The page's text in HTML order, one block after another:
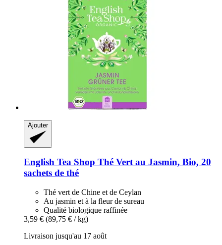
Ajouter
English Tea Shop Thé Vert au Jasmin, Bio, 20
sachets de thé
Thé vert de Chine et de Ceylan
Au jasmin et à la fleur de sureau
Qualité biologique raffinée
3,59 € (89,75 € / kg)
Livraison jusqu'au 17 août